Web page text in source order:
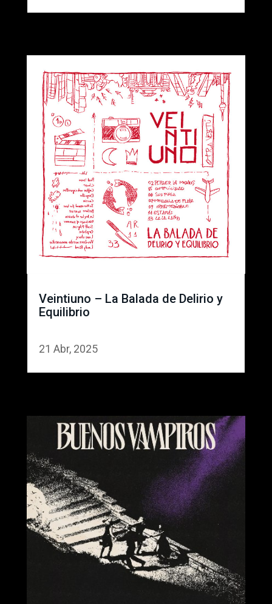
Veintiuno – La Balada de Delirio y
Equilibrio
21 Abr, 2025